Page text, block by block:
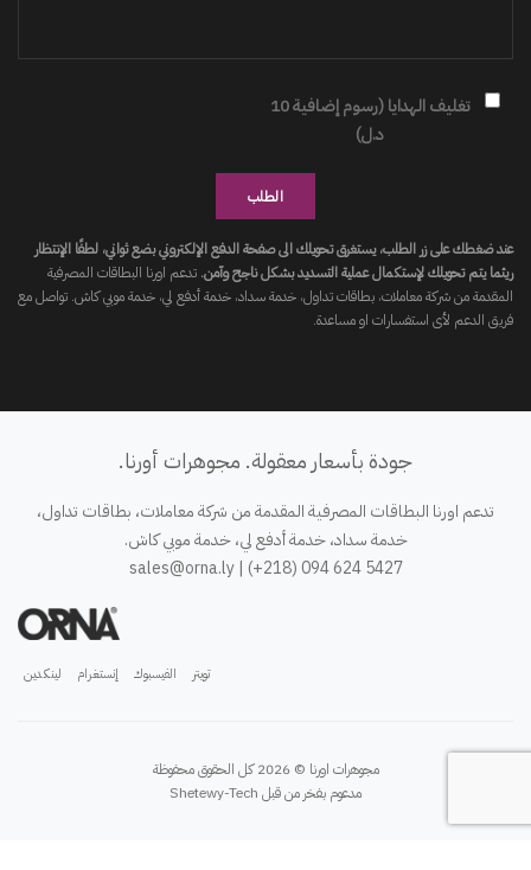
تغليف الهدايا (رسوم إضافية 10
د.ل)
الطلب
عند ضغطك على زر الطلب، يستغرق تحويلك الى صفحة الدفع الإلكتروني بضع ثواني، لطفًا الإنتظار
ريثما يتم تحويلك لإستكمال عملية التسديد بشكل ناجح وآمن. تدعم اورنا البطاقات المصرفية
المقدمة من شركة معاملات، بطاقات تداول، خدمة سداد، خدمة أدفع لي، خدمة موبي كاش. تواصل مع
فريق الدعم لأى استفسارات او مساعدة.
جودة بأسعار معقولة. مجوهرات أورنا.
تدعم اورنا البطاقات المصرفية المقدمة من شركة معاملات، بطاقات تداول،
خدمة سداد، خدمة أدفع لي، خدمة موبي كاش.
sales@orna.ly| (+218) 094 624 5427
تويتر الفيسبوك إنستغرام لينكدين
مجوهرات اورنا © 2026 كل الحقوق محفوظة
مدعوم بفخر من قبل Shetewy-Tech